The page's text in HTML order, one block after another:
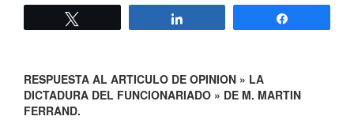
RESPUESTA AL ARTICULO DE OPINION » LA
DICTADURA DEL FUNCIONARIADO » DE M. MARTIN
FERRAND.